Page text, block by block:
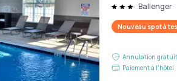
Ballenger
Nouveau spot à
Annulation
Paiement à l'hôtel